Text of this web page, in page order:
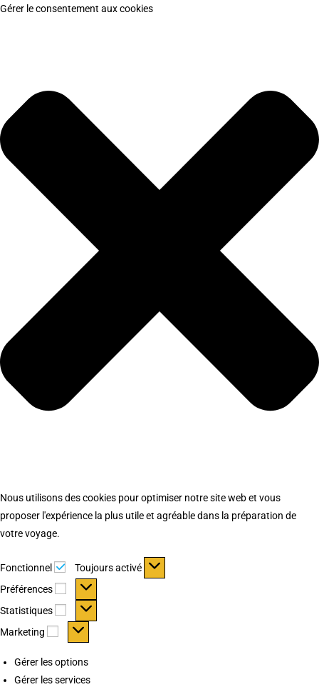
Gérer le consentement aux cookies
Nous utilisons des cookies pour optimiser notre site web et vous
proposer l'expérience la plus utile et agréable dans la préparation de
votre voyage.
Fonctionnel Fonctionnel
Toujours activé
Préférences
Préférences
Statistiques Statistiques
Marketing Marketing
Gérer les options
Gérer les services